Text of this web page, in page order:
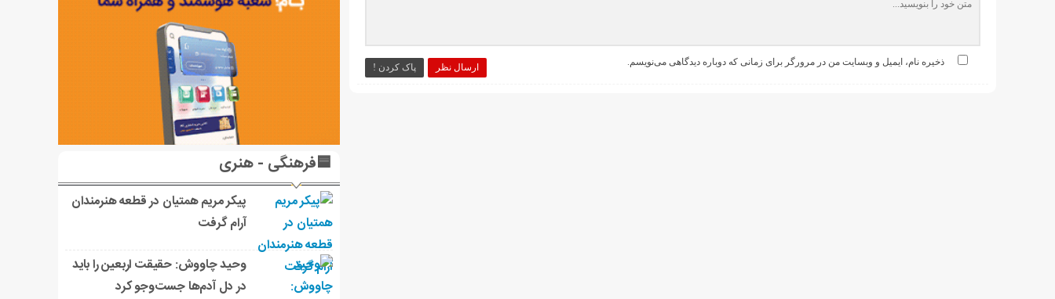
ارسال نظر پاک کردن ! ذخیره نام، ایمیل و وبسایت من در مرورگر برای زمانی که دوباره دیدگاهی می‌نویسم.
🟦فرهنگی - هنری
پیکر مریم همتیان در قطعه هنرمندان
آرام گرفت
وحید چاووش: حقیقت اربعین را باید
در دل آدم‌ها جست‌وجو کرد